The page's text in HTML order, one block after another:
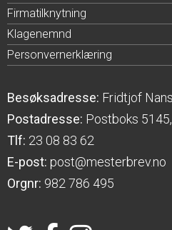
Firmatilknytning
Klagenemnd
Personvernerklæring
Besøksadresse: Fridtjof
Postadresse: Postboks
Tlf: 23 08 83 62
E-post: post@mesterbrev.no
Orgnr: 982 786 495